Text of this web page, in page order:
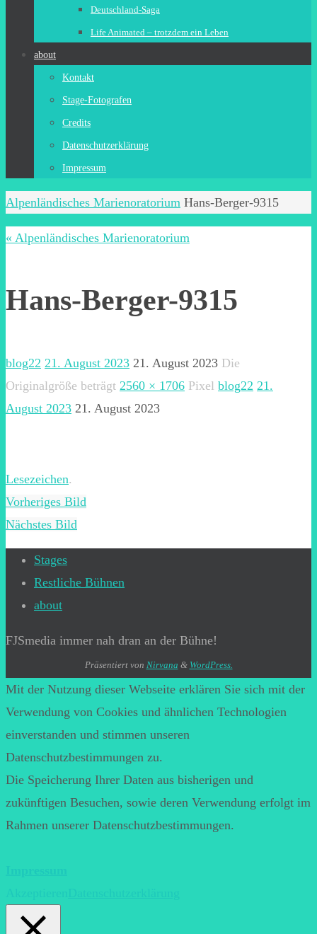
Deutschland-Saga
Life Animated – trotzdem ein Leben
about
Kontakt
Stage-Fotografen
Credits
Datenschutzerklärung
Impressum
Start
Alpenländisches Marienoratorium Hans-Berger-9315
« Alpenländisches Marienoratorium
Hans-Berger-9315
blog22 21. August 2023 21. August 2023 Die
Originalgröße beträgt 2560 × 1706 Pixel blog22 21.
August 2023 21. August 2023
Lesezeichen.
Vorheriges Bild
Nächstes Bild
Stages
Restliche Bühnen
about
FJSmedia immer nah dran an der Bühne!
Präsentiert von Nirvana & WordPress.
Mit der Nutzung dieser Webseite erklären Sie sich mit der
Verwendung von Cookies und ähnlichen Technologien
einverstanden und stimmen unseren
Datenschutzbestimmungen zu.
Die Speicherung Ihrer Daten aus bisherigen und
zukünftigen Besuchen, sowie deren Verwendung erfolgt im
Rahmen unserer Datenschutzbestimmungen.